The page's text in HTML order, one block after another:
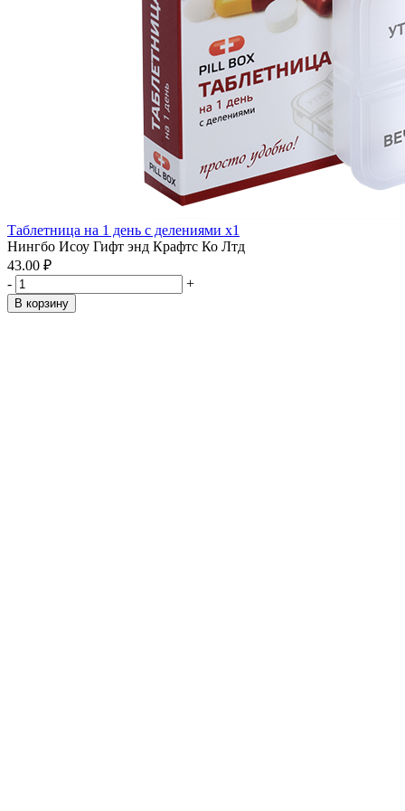
Таблетница на 1 день с делениями x1
Нингбо Исоу Гифт энд Крафтс Ко Лтд
43.00 ₽
-
+
В корзину